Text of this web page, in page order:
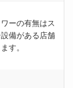
ーの有無はス
備がある店舗
す。